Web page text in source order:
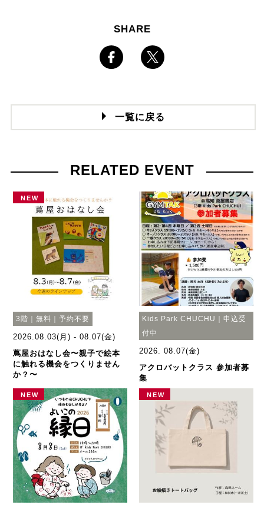
SHARE
一覧に戻る
RELATED EVENT
NEW
3階｜無料｜予約不要
2026.08.03(月) - 08.07(金)
蔦屋おはなし会〜親子で絵本
に触れる機会をつくりません
か？〜
Kids Park CHUCHU｜申込受
付中
2026. 08.07(金)
アクロバットクラス 参加者募
集
NEW NEW